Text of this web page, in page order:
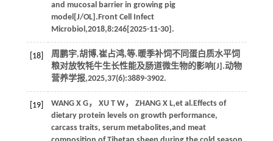
and mucosal barrier in growing pig
model[J/OL].Front Cell Infect
Microbiol,2018,8:246[2025-11-30].
[18] 周鹏宇,胡博,崔占鸿,等.暖季补饲不同蛋白质水平饲
粮对放牧牦牛生长性能及肠道微生物的影响[J].动物
营养学报,2025,37(6):3889-3902.
[19] WANG X G， XU T W， ZHANG X L,et al.Effects of
dietary protein levels on growth performance,
carcass traits, serum metabolites,and meat